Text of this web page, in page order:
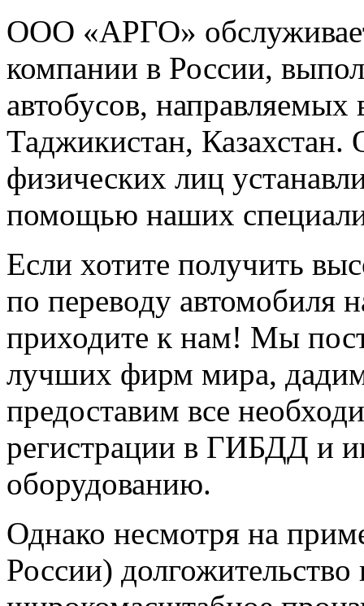
ООО «АРГО»
компании в России,
автобусов,
Таджикистан, Казахстан.
физических лиц
помощью наших
Если хотите получить
по переводу автомобиля
приходите к нам! Мы
лучших фирм мира,
предоставим все
регистрации в ГИБДД и
оборудованию.
Однако несмотря на
России)